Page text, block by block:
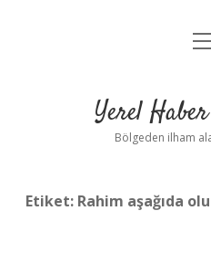
Yasal
Yerel
Bölgeden ilham
Etiket: Rahim aşağıda